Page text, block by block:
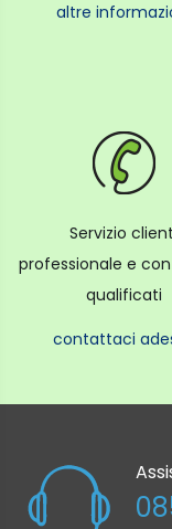
altre
Servizio
professionale e
qualificati
contattaci